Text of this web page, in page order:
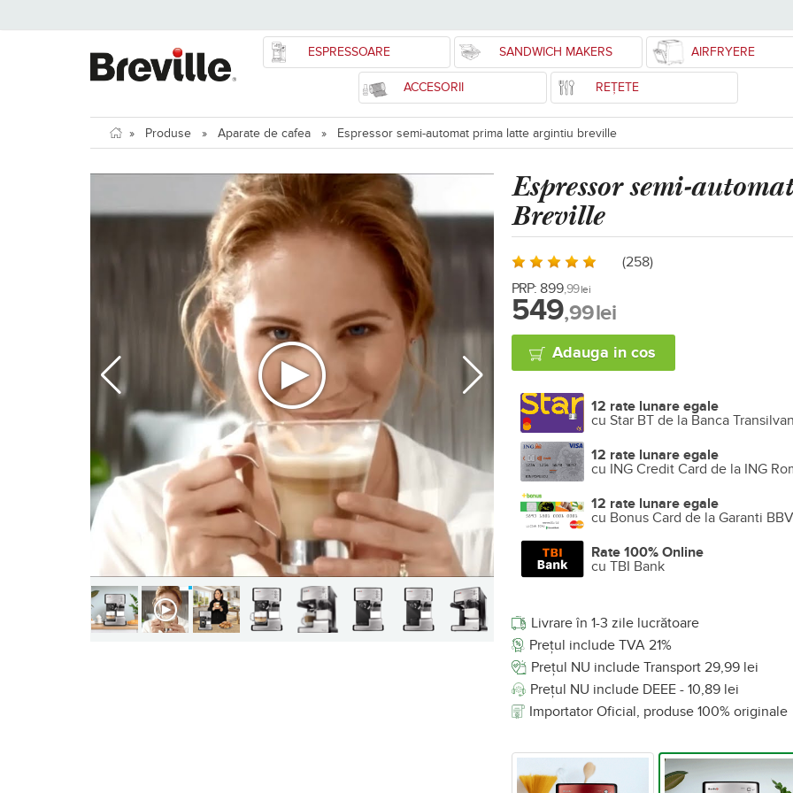
ESPRESSOARE SANDWICH MAKERS AIRFRYERE
ACCESORII REȚETE
» Produse » Aparate de cafea » Espressor semi-automat prima latte argintiu breville
Espressorsemi-
Breville
(258)
PRP: 899,99lei
549,99lei
Adauga in cos
12 rate lunare egale
cu Star BT de la Banca
12 rate lunare egale
cu ING Credit Card de la ING
12 rate lunare egale
cu Bonus Card de la Garanti
Rate 100% Online
cu TBI Bank
Livrare în 1-3 zile lucrătoare
Prețul include TVA 21%
Prețul NU include Transport 29,99 lei
Prețul NU include DEEE - 10,89 lei
Importator Oficial, produse 100% originale